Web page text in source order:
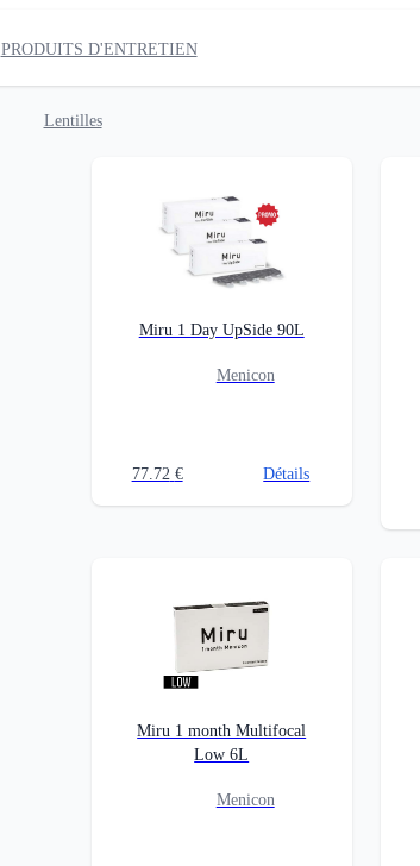
PRODUITS D'ENTRETIEN
Lentilles
Miru 1 Day UpSide 90L
Menicon
77.72 € Détails
Miru 1 month Multifocal
Low 6L
Menicon